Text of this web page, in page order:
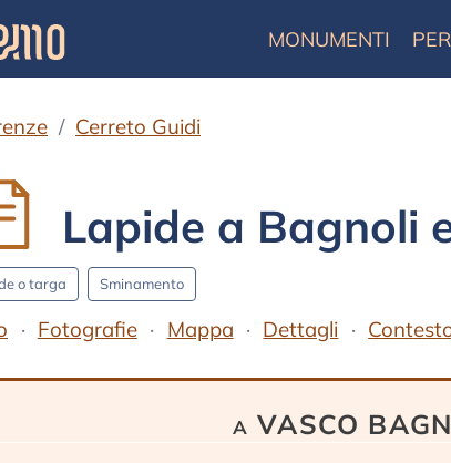
MONUMENTI
Cerreto Guidi
Lapide a Bagnoli
o targa Sminamento
Fotografie Mappa Dettagli
a VASCO